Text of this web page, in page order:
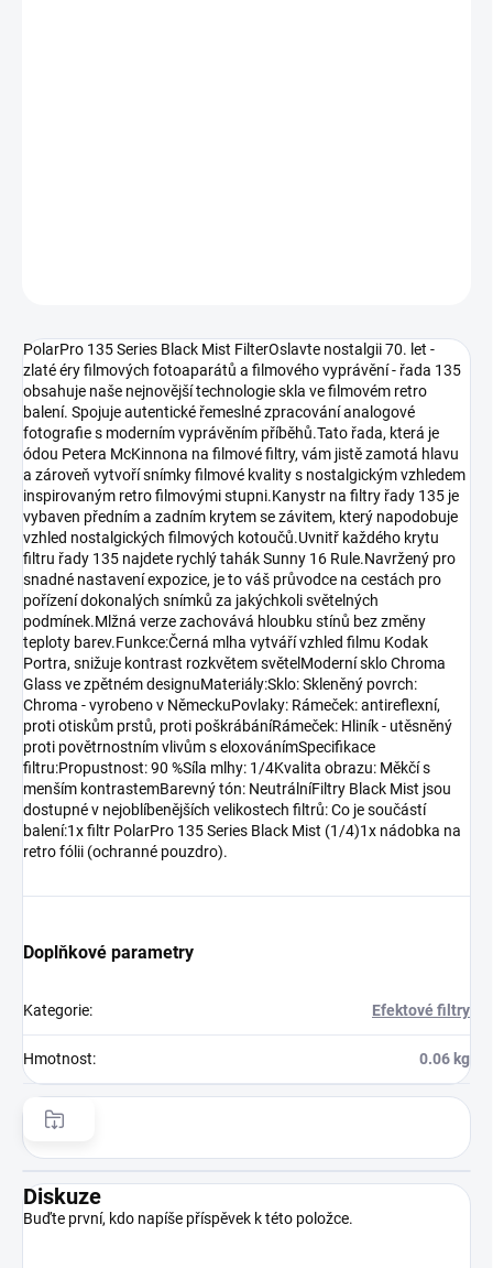
PolarPro 135 Series Black Mist FilterOslavte nostalgii 70. let -
zlaté éry filmových fotoaparátů a filmového vyprávění - řada 135
obsahuje naše nejnovější technologie skla ve filmovém retro
balení. Spojuje autentické řemeslné zpracování analogové
fotografie s moderním vyprávěním příběhů.Tato řada, která je
ódou Petera McKinnona na filmové filtry, vám jistě zamotá hlavu
a zároveň vytvoří snímky filmové kvality s nostalgickým vzhledem
inspirovaným retro filmovými stupni.Kanystr na filtry řady 135 je
vybaven předním a zadním krytem se závitem, který napodobuje
vzhled nostalgických filmových kotoučů.Uvnitř každého krytu
filtru řady 135 najdete rychlý tahák Sunny 16 Rule.Navržený pro
snadné nastavení expozice, je to váš průvodce na cestách pro
pořízení dokonalých snímků za jakýchkoli světelných
podmínek.Mlžná verze zachovává hloubku stínů bez změny
teploty barev.Funkce:Černá mlha vytváří vzhled filmu Kodak
Portra, snižuje kontrast rozkvětem světelModerní sklo Chroma
Glass ve zpětném designuMateriály:Sklo: Skleněný povrch:
Chroma - vyrobeno v NěmeckuPovlaky: Rámeček: antireflexní,
proti otiskům prstů, proti poškrábáníRámeček: Hliník - utěsněný
proti povětrnostním vlivům s eloxovánímSpecifikace
filtru:Propustnost: 90 %Síla mlhy: 1/4Kvalita obrazu: Měkčí s
menším kontrastemBarevný tón: NeutrálníFiltry Black Mist jsou
dostupné v nejoblíbenějších velikostech filtrů: Co je součástí
balení:1x filtr PolarPro 135 Series Black Mist (1/4)1x nádobka na
retro fólii (ochranné pouzdro).
Doplňkové parametry
Kategorie: Efektové filtry
Hmotnost: 0.06 kg
Diskuze
Buďte první, kdo napíše příspěvek k této položce.